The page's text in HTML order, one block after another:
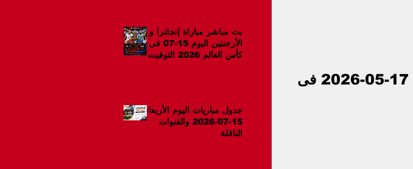
بث مباشر مباراة إنجلترا و
الأرجنتين اليوم 15-07 فى
كأس العالم 2026 التوقيت
جدول مباريات اليوم الأربعاء
15-07-2026 والقنوات
الناقلة
بث مباشر مباراة مباراة إشبيلية و ريال مدريد 17-05-2026 فى